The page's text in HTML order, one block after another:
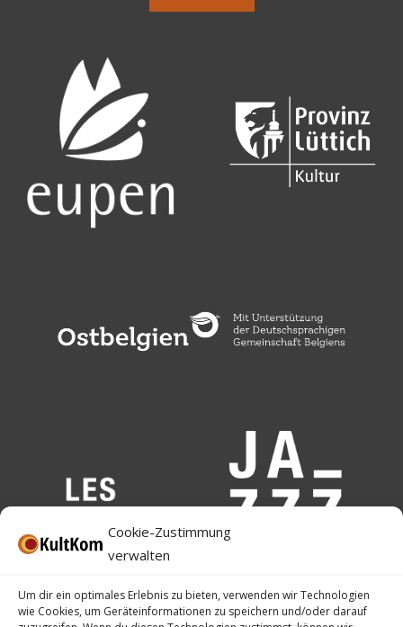
Cookie-Zustimmung
verwalten
Um dir ein optimales Erlebnis zu bieten, verwenden wir Technologien
wie Cookies, um Geräteinformationen zu speichern und/oder darauf